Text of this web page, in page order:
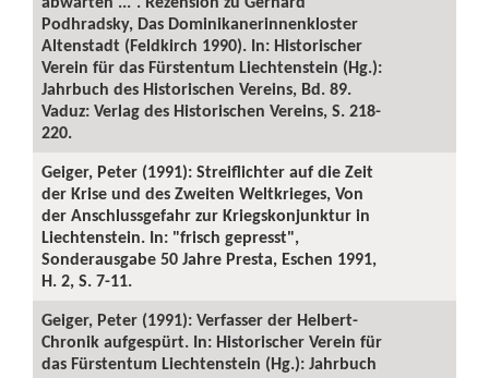
Podhradsky, Das Dominikanerinnenkloster
Altenstadt (Feldkirch 1990). In: Historischer
Verein für das Fürstentum Liechtenstein (Hg.):
Jahrbuch des Historischen Vereins, Bd. 89.
Vaduz: Verlag des Historischen Vereins, S. 218-
220.
Geiger, Peter (1991): Streiflichter auf die Zeit
der Krise und des Zweiten Weltkrieges, Von
der Anschlussgefahr zur Kriegskonjunktur in
Liechtenstein. In: "frisch gepresst",
Sonderausgabe 50 Jahre Presta, Eschen 1991,
H. 2, S. 7-11.
Geiger, Peter (1991): Verfasser der Helbert-
Chronik aufgespürt. In: Historischer Verein für
das Fürstentum Liechtenstein (Hg.): Jahrbuch